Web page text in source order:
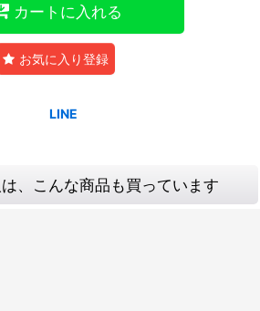
カートに入れる
お気に入り登録
、こんな商品も買っています